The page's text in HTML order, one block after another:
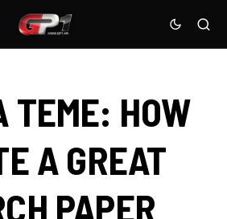
TEME: HOW
A GREAT
PAPER